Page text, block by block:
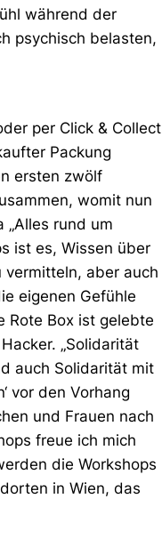
während der
psychisch belasten,
per Click & Collect
Packung
ersten zwölf
womit nun
„Alles rund um
ist es, Wissen über
aber auch
eigenen Gefühle
Rote Box ist gelebte
„Solidarität
auch Solidarität mit
vor den Vorhang
und Frauen nach
freue ich mich
die Workshops
in Wien, das